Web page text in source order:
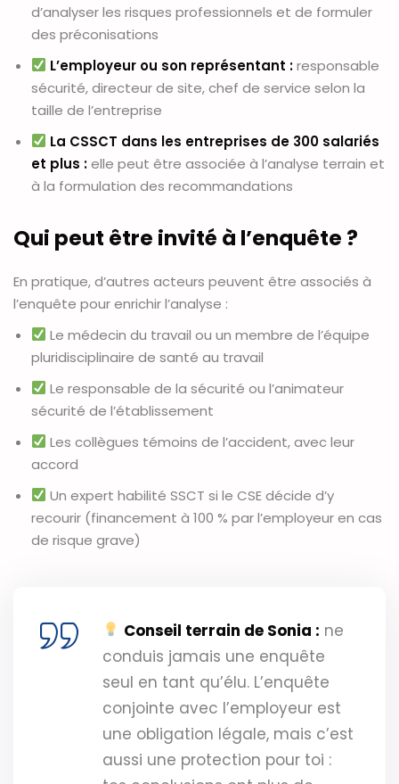
d’analyser les risques professionnels et de formuler
des préconisations
L’employeur ou son représentant :responsable
sécurité, directeur de site, chef de service selon la
taille de l’entreprise
La CSSCT dans les entreprises de 300 salariés
et plus :elle peut être associée à l’analyse terrain et
à la formulation des recommandations
Qui peut être invité à l’enquête ?
En pratique, d’autres acteurs peuvent être associés à
l’enquête pour enrichir l’analyse :
Le médecin du travail ou un membre de l’équipe
pluridisciplinaire de santé au travail
Le responsable de la sécurité ou l’animateur
sécurité de l’établissement
Les collègues témoins de l’accident, avec leur
accord
Un expert habilité SSCT si le CSE décide d’y
recourir (financement à 100 % par l’employeur en cas
de risque grave)
Conseil terrain de Sonia : ne
conduis jamais une enquête
seul en tant qu’élu. L’enquête
conjointe avec l’employeur est
une obligation légale, mais c’est
aussi une protection pour toi :